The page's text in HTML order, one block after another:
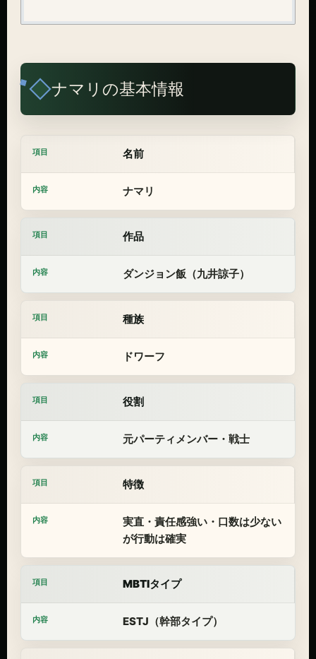
ナマリの基本情報
名前
ナマリ
作品
ダンジョン飯（九井諒子）
種族
ドワーフ
役割
元パーティメンバー・戦士
特徴
実直・責任感強い・口数は少ない
が行動は確実
MBTIタイプ
ESTJ（幹部タイプ）